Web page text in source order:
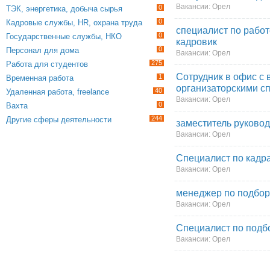
ТЭК, энергетика, добыча сырья 0
Кадровые службы, HR, охрана труда 0
Государственные службы, НКО 0
Персонал для дома 0
Работа для студентов 275
Временная работа 1
Удаленная работа, freelance 40
Вахта 0
Другие сферы деятельности 244
Вакансии: Орел
специалист по
кадровик
Вакансии: Орел
Сотрудник в офис с
организаторскими
Вакансии: Орел
заместитель
Вакансии: Орел
Специалист по
Вакансии: Орел
менеджер по
Вакансии: Орел
Специалист по
Вакансии: Орел